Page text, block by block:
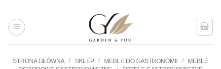
treści
STRONA GŁÓWNA / SKLEP / MEBLE DO GASTRONOMII /
MEBLE